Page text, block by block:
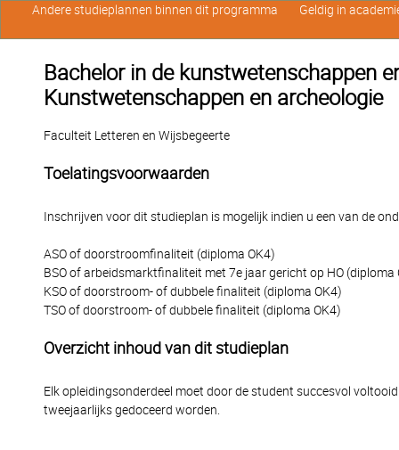
Bachelor in de kunstwetenschappen
Kunstwetenschappen en archeologie
Faculteit Letteren en Wijsbegeerte
Toelatingsvoorwaarden
Inschrijven voor dit studieplan is mogelijk indien u een van de
ASO of doorstroomfinaliteit (diploma OK4)
BSO of arbeidsmarktfinaliteit met 7e jaar gericht op HO (diploma
KSO of doorstroom- of dubbele finaliteit (diploma OK4)
TSO of doorstroom- of dubbele finaliteit (diploma OK4)
Overzicht inhoud van dit studieplan
Elk opleidingsonderdeel moet door de student succesvol
tweejaarlijks gedoceerd worden.
Andere studieplannen binnen dit programma Geldig in